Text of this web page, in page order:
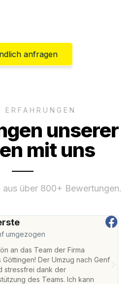
anfragen
ERFAHRUNGEN
unserer
mit uns
aus über 800+ Bewertungen.
umgezogen
an das Team der Firma
Der Umzug nach Genf
stressfrei dank der
des Teams. Ich kann